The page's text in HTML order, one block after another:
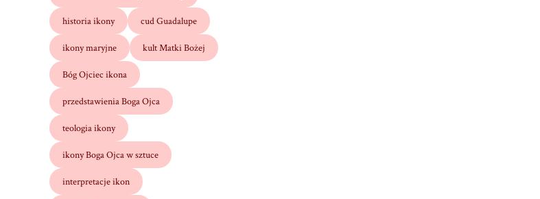
historia ikony cud Guadalupe
ikony maryjne kult Matki Bożej
Bóg Ojciec ikona
przedstawienia Boga Ojca
teologia ikony
ikony Boga Ojca w sztuce
interpretacje ikon